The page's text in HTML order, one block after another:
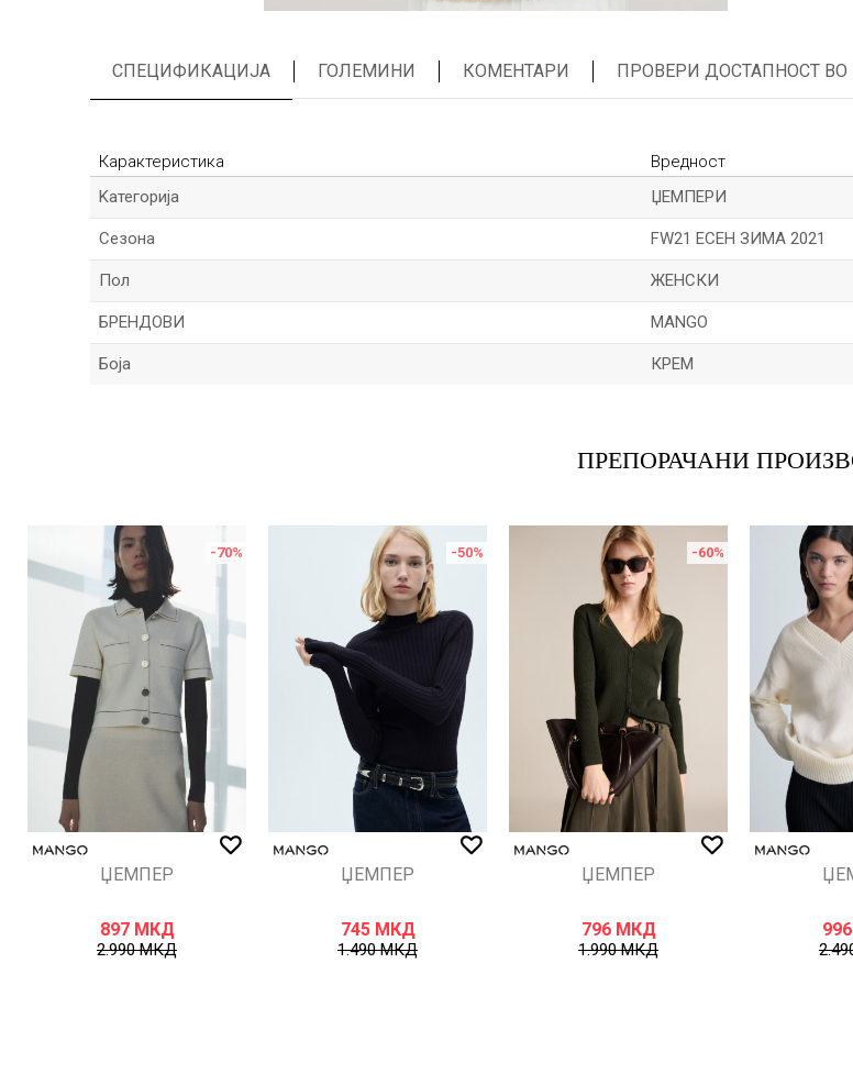
СПЕЦИФИКАЦИЈА ГОЛЕМИНИ КОМЕНТАРИ ПРОВЕРИ ДОСТАПНОСТ
Карактеристика
Вредност
Kатегорија
ЏЕМПЕРИ
Сезона FW21 ЕСЕН ЗИМА 2021
Пол ЖЕНСКИ
БРЕНДОВИ MANGO
Боја КРЕМ
Порака
ИСПРАТИ
ПРЕПОРАЧАНИ
-70%
ЏЕМПЕР
897 МКД
2.990МКД
-50%
ЏЕМПЕР
745 МКД
1.490МКД
-60%
ЏЕМПЕР
796 МКД
1.990МКД
996